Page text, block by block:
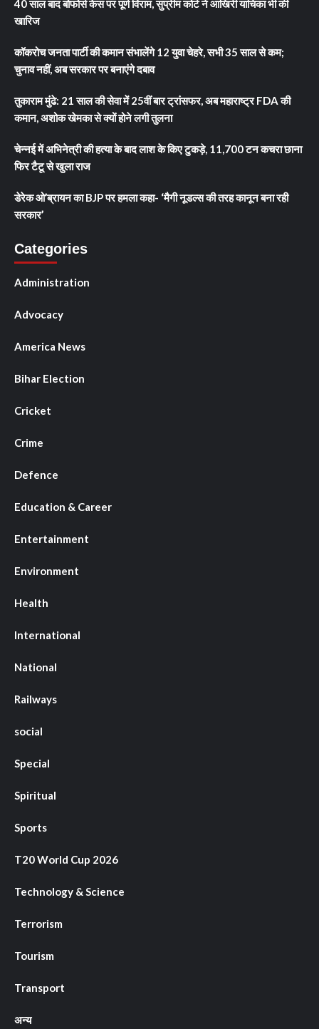
40 साल बाद बोफोर्स केस पर पूर्ण विराम, सुप्रीम कोर्ट ने आखिरी याचिका भी की
खारिज
कॉकरोच जनता पार्टी की कमान संभालेंगे 12 युवा चेहरे, सभी 35 साल से कम;
चुनाव नहीं, अब सरकार पर बनाएंगे दबाव
तुकाराम मुंढे: 21 साल की सेवा में 25वीं बार ट्रांसफर, अब महाराष्ट्र FDA की
कमान, अशोक खेमका से क्यों होने लगी तुलना
चेन्नई में अभिनेत्री की हत्या के बाद लाश के किए टुकड़े, 11,700 टन कचरा छाना
फिर टैटू से खुला राज
डेरेक ओ’ब्रायन का BJP पर हमला कहा- ‘मैगी नूडल्स की तरह कानून बना रही
सरकार’
Categories
Administration
Advocacy
America News
Bihar Election
Cricket
Crime
Defence
Education & Career
Entertainment
Environment
Health
International
National
Railways
social
Special
Spiritual
Sports
T20 World Cup 2026
Technology & Science
Terrorism
Tourism
Transport
अन्य